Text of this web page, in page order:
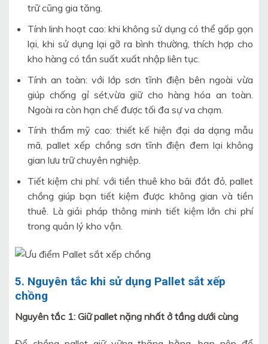
trữ cũng gia tăng.
Tính linh hoạt cao: khi không sử dụng có thể gấp gọn
lại, khi sử dụng lại gỡ ra bình thường, thích hợp cho
kho hàng có tần suất xuất nhập liên tục.
Tính an toàn: với lớp sơn tĩnh điện bên ngoài vừa
giúp chống gỉ sét,vừa giữ cho hàng hóa an toàn.
Ngoài ra còn hạn chế được tối đa sự va chạm.
Tính thẩm mỹ cao: thiết kế hiện đại da dạng mẫu
mã, pallet xếp chồng sơn tĩnh điện đem lại không
gian lưu trữ chuyên nghiệp.
Tiết kiệm chi phí: với tiền thuê kho bãi đắt đỏ, pallet
chồng giúp bạn tiết kiệm được không gian và tiền
thuê. Là giải pháp thông minh tiết kiệm lớn chi phí
trong quản lý kho vận.
5. Nguyên tắc khi sử dụng Pallet sắt xếp
chồng
Nguyên tắc 1: Giữ pallet nặng nhất ở tầng dưới cùng